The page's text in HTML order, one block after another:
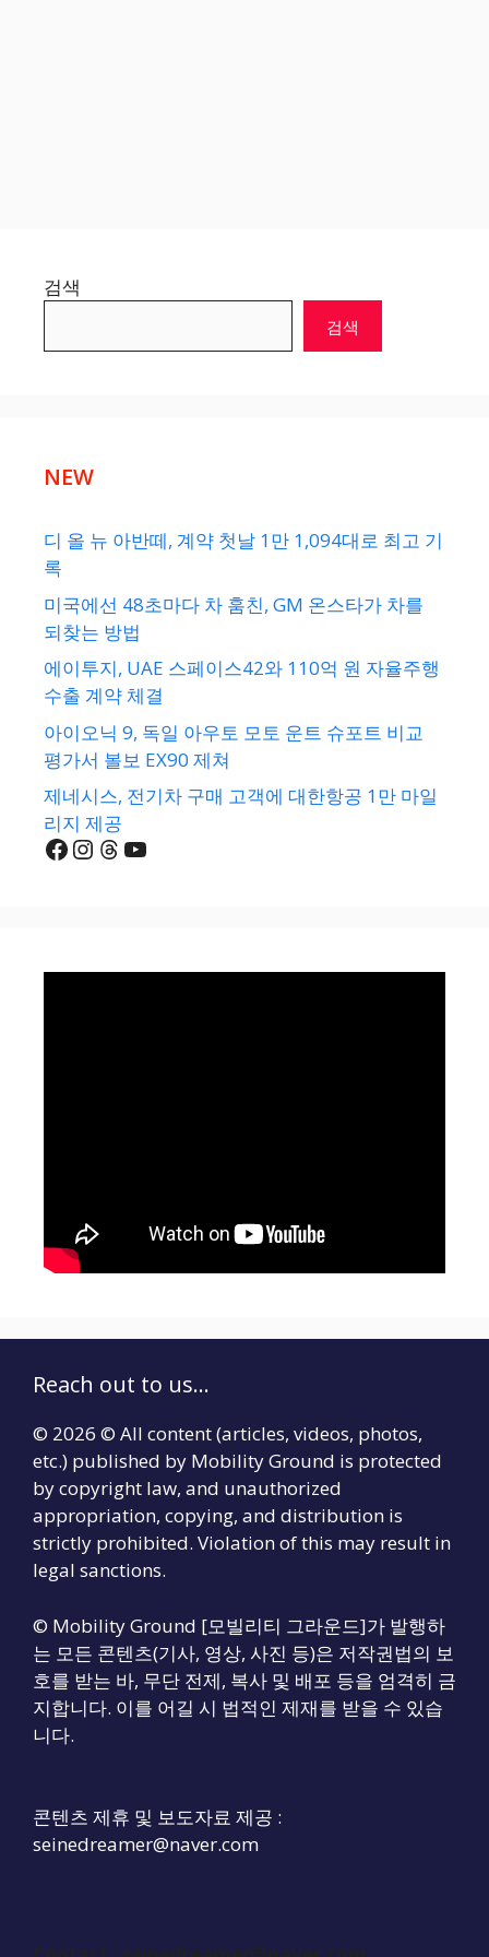
검색
검색
NEW
디 올 뉴 아반떼, 계약 첫날 1만 1,094대로 최고 기
록
미국에선 48초마다 차 훔친, GM 온스타가 차를
되찾는 방법
에이투지, UAE 스페이스42와 110억 원 자율주행
수출 계약 체결
아이오닉 9, 독일 아우토 모토 운트 슈포트 비교
평가서 볼보 EX90 제쳐
제네시스, 전기차 구매 고객에 대한항공 1만 마일
리지 제공
Facebook
Instagram
Threads
YouTube
Reach out to us...
© 2026 © All content (articles, videos, photos,
etc.) published by Mobility Ground is protected
by copyright law, and unauthorized
appropriation, copying, and distribution is
strictly prohibited. Violation of this may result in
legal sanctions.
© Mobility Ground [모빌리티 그라운드]가 발행하
는 모든 콘텐츠(기사, 영상, 사진 등)은 저작권법의 보
호를 받는 바, 무단 전제, 복사 및 배포 등을 엄격히 금
지합니다. 이를 어길 시 법적인 제재를 받을 수 있습
니다.
콘텐츠 제휴 및 보도자료 제공 :
seinedreamer@naver.com